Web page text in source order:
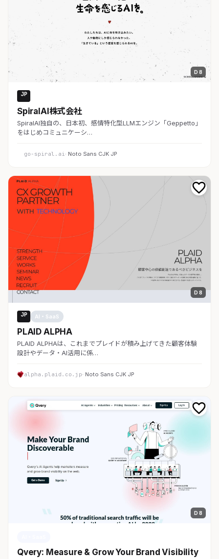
D 8
JP
SpiralAI株式会社
SpiralAI独自の、日本初、感情特化型LLMエンジン「Geppetto」
をはじめコミュニケーシ…
go-spiral.ai· Noto Sans CJK JP
D 8
JP AI・SaaS
PLAID ALPHA
PLAID ALPHAは、これまでプレイドが積み上げてきた顧客体験
設計やデータ・AI活用に係…
alpha.plaid.co.jp· Noto Sans CJK JP
D 8
Qvery: Measure & Grow Your Brand Visibility